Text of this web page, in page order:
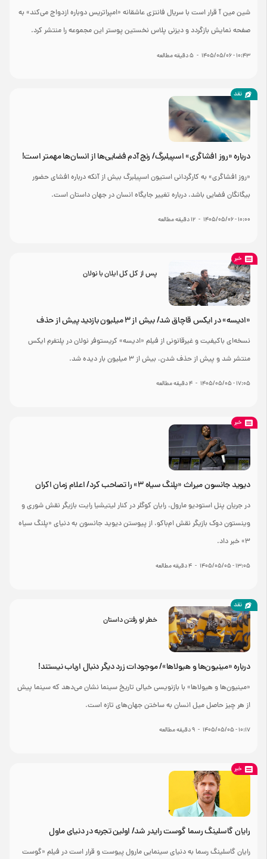
شین مین آ قرار است با سریال فانتزی عاشقانه «امپراتریس دوباره ازدواج می‌کند» به
صفحه نمایش بازگردد و دیزنی پلاس نخستین پوستر این مجموعه را منتشر کرد.
۱۰:۴۳ - ۱۴۰۵/۰۵/۰۶ -
5دقیقه مطالعه
نقد
درباره «روز افشاگری» اسپیلبرگ/ رنج آدم فضایی‌ها از انسان‌ها مهمتر است!
«روز افشاگری» به کارگردانی استیون اسپیلبرگ بیش از آنکه درباره افشای حضور
بیگانگان فضایی باشد، درباره تغییر جایگاه انسان در جهان داستان است.
۱۰:۰۰ - ۱۴۰۵/۰۵/۰۶ -
12دقیقه مطالعه
خبر
پس از کل کل ایلان با نولان
«ادیسه» در ایکس قاچاق شد/ بیش از ۳ میلیون بازدید پیش از حذف
نسخه‌ای باکیفیت و غیرقانونی از فیلم «ادیسه» کریستوفر نولان در پلتفرم ایکس
منتشر شد و پیش از حذف شدن، بیش از ۳ میلیون بار دیده شد.
۱۷:۰۵ - ۱۴۰۵/۰۵/۰۵ -
4دقیقه مطالعه
خبر
دیوید جانسون میراث «پلنگ سیاه ۳» را تصاحب کرد/ اعلام زمان اکران
در جریان پنل استودیو مارول، رایان کوگلر در کنار لیتیشیا رایت بازیگر نقش شوری و
وینستون دوک بازیگر نقش ام‌باکو، از پیوستن دیوید جانسون به دنیای «پلنگ سیاه
۳» خبر داد.
۱۳:۰۵ - ۱۴۰۵/۰۵/۰۵ -
4دقیقه مطالعه
نقد
خطر لو رفتن داستان
درباره «مینیون‌‌ها و هیولاها»/ موجودات زرد دیگر دنبال ارباب نیستند!
«مینیون‌ها و هیولاها» با بازنویسی خیالی تاریخ سینما نشان می‌دهد که سینما پیش
از هر چیز حاصل میل انسان به ساختن جهان‌های تازه است.
۱۰:۱۷ - ۱۴۰۵/۰۵/۰۵ -
9دقیقه مطالعه
خبر
رایان گاسلینگ رسما گوست رایدر شد/ اولین تجربه در دنیای ماول
رایان گاسلینگ رسما به دنیای سینمایی مارول پیوست و قرار است در فیلم «گوست